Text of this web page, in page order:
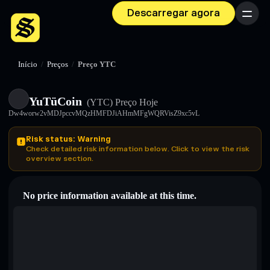
Descarregar agora Menu
Início / Preços / Preço YTC
YuTüCoin (YTC) Preço Hoje
Dw4worw2vMDJpccvMQzHMFDJiAHmMFgWQRVisZ9xc5vL
Risk status: Warning
Check detailed risk information below. Click to view the risk
overview section.
No price information available at this time.